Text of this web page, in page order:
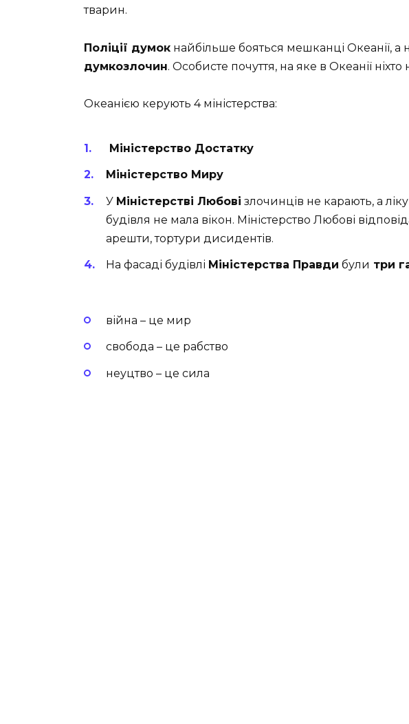
тварин.
Поліції думок найбільше бояться мешканці Океанії,
думкозлочин. Особисте почуття, на яке в Океанії
Океанією керують 4 міністерства:
Міністерство Достатку
Міністерство Миру
У Міністерстві Любові злочинців не карають, а
будівля не мала вікон. Міністерство Любові
арешти, тортури дисидентів.
На фасаді будівлі Міністерства Правди були три
війна – це мир
свобода – це рабство
неуцтво – це сила